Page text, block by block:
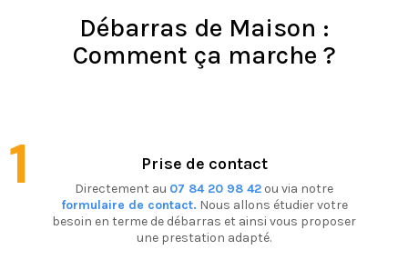
Débarras de Maison :
Comment ça marche ?
Prise de contact
Directement au 07 84 20 98 42 ou via notre
formulaire de contact. Nous allons étudier votre
besoin en terme de débarras et ainsi vous proposer
une prestation adapté.
1